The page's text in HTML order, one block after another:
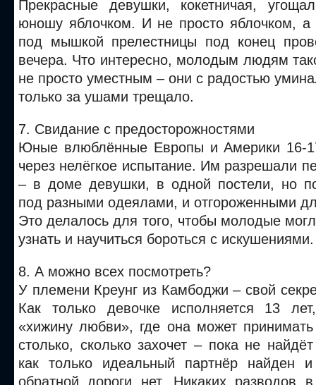
Прекрасные девушки, кокетничая,
юношу яблочком. И не просто яблочком, а
под мышкой прелестницы под конец
вечера. Что интересно, молодым людям
не просто уместным – они с радостью
только за ушами трещало.
7. Свидание с предосторожностями
Юные влюблённые Европы и Америки 16-
через нелёгкое испытание. Им разрешали
– в доме девушки, в одной постели, но
под разными одеялами, и отгороженными
Это делалось для того, чтобы молодые
узнать и научиться бороться с искушениями.
8. А можно всех посмотреть?
У племени Креунг из Камбоджи – свой
Как только девочке исполняется 13
«хижину любви», где она может
столько, сколько захочет – пока не
как только идеальный партнёр найден
обратной дороги нет. Никаких разводов